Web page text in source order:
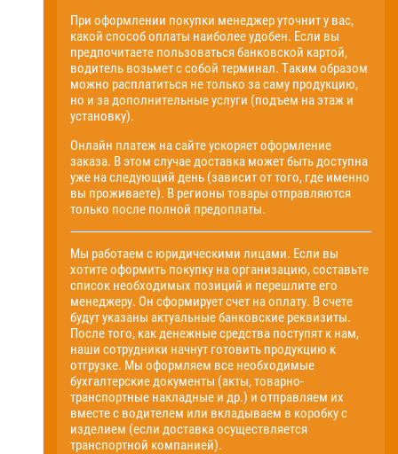
При оформлении покупки менеджер уточнит у вас,
какой способ оплаты наиболее удобен. Если вы
предпочитаете пользоваться банковской картой,
водитель возьмет с собой терминал. Таким образом
можно расплатиться не только за саму продукцию,
но и за дополнительные услуги (подъем на этаж и
установку).
Онлайн платеж на сайте ускоряет оформление
заказа. В этом случае доставка может быть доступна
уже на следующий день (зависит от того, где именно
вы проживаете). В регионы товары отправляются
только после полной предоплаты.
Мы работаем с юридическими лицами. Если вы
хотите оформить покупку на организацию, составьте
список необходимых позиций и перешлите его
менеджеру. Он сформирует счет на оплату. В счете
будут указаны актуальные банковские реквизиты.
После того, как денежные средства поступят к нам,
наши сотрудники начнут готовить продукцию к
отгрузке. Мы оформляем все необходимые
бухгалтерские документы (акты, товарно-
транспортные накладные и др.) и отправляем их
вместе с водителем или вкладываем в коробку с
изделием (если доставка осуществляется
транспортной компанией).